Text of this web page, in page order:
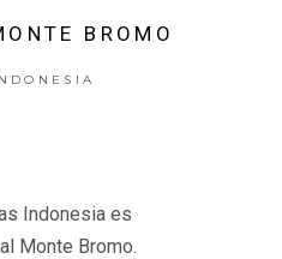
BROMO
Indonesia es
Monte Bromo.